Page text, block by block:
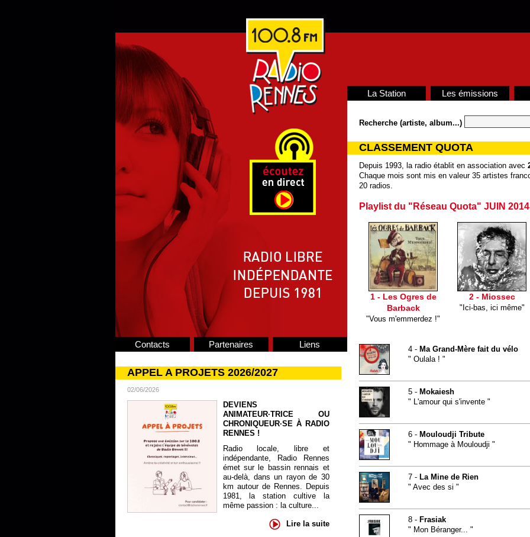
Contacts Partenaires Liens
APPEL A PROJETS 2026/2027
02/06/2026
DEVIENS
ANIMATEUR·TRICE OU
CHRONIQUEUR·SE À RADIO
RENNES !
Radio locale, libre et
indépendante, Radio Rennes
émet sur le bassin rennais et
au-delà, dans un rayon de 30
km autour de Rennes. Depuis
1981, la station cultive la
même passion : la culture...
Lire la suite
La Station Les émissions
Recherche (artiste, album...)
CLASSEMENT QUOTA
Depuis 1993, la radio établit en association avec
Chaque mois sont mis en valeur 35 artistes
20 radios.
Playlist du "Réseau Quota" JUIN 2014
1 - Les Ogres de
Barback
"Vous m'emmerdez !"
2 - Miossec
"Ici-bas, ici même"
4 - Ma Grand-Mère fait du vélo
" Oulala ! "
5 - Mokaiesh
" L'amour qui s'invente "
6 - Mouloudji Tribute
" Hommage à Mouloudji "
7 - La Mine de Rien
" Avec des si "
8 - Frasiak
" Mon Béranger... "